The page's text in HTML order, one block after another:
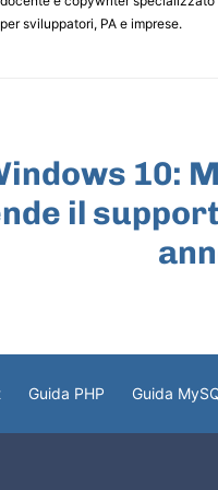
sviluppatori, PA e imprese.
10:
il
Guida PHP Guida